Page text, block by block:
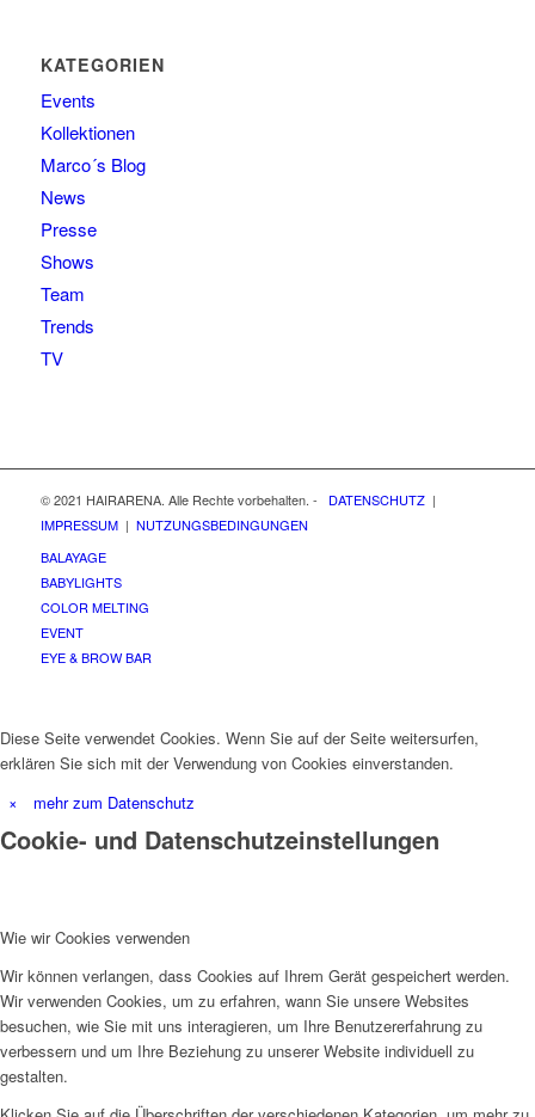
KATEGORIEN
Events
Kollektionen
Marco´s Blog
News
Presse
Shows
Team
Trends
TV
© 2021 HAIRARENA. Alle Rechte vorbehalten. - DATENSCHUTZ|
IMPRESSUM| NUTZUNGSBEDINGUNGEN
BALAYAGE
BABYLIGHTS
COLOR MELTING
EVENT
EYE & BROW BAR
Diese Seite verwendet Cookies. Wenn Sie auf der Seite weitersurfen,
erklären Sie sich mit der Verwendung von Cookies einverstanden.
×
mehr zum Datenschutz
Cookie- und Datenschutzeinstellungen
Wie wir Cookies verwenden
Wir können verlangen, dass Cookies auf Ihrem Gerät gespeichert werden.
Wir verwenden Cookies, um zu erfahren, wann Sie unsere Websites
besuchen, wie Sie mit uns interagieren, um Ihre Benutzererfahrung zu
verbessern und um Ihre Beziehung zu unserer Website individuell zu
gestalten.